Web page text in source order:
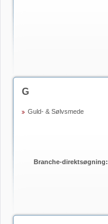
G
Guld- & Sølvsmede
Branche-direktsøgning: